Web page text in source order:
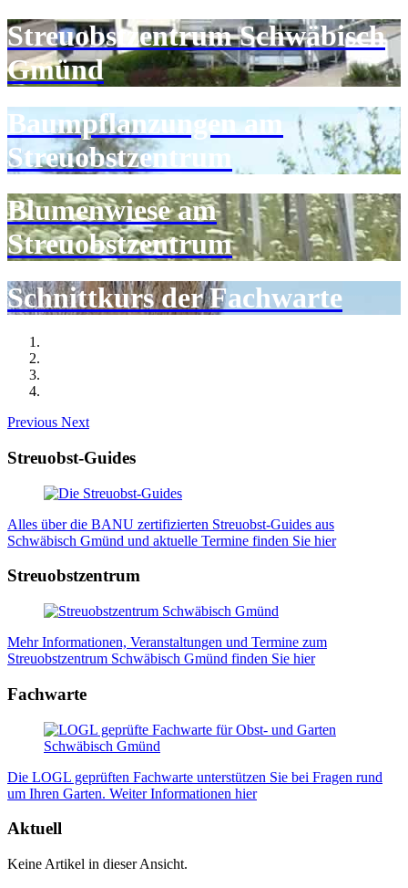
Streuobstzentrum Schwäbisch
Gmünd
Baumpflanzungen am
Streuobstzentrum
Blumenwiese am
Streuobstzentrum
Schnittkurs der Fachwarte
Previous Next
Streuobst-Guides
Alles über die BANU zertifizierten Streuobst-Guides aus
Schwäbisch Gmünd und aktuelle Termine finden Sie hier
Streuobstzentrum
Mehr Informationen, Veranstaltungen und Termine zum
Streuobstzentrum Schwäbisch Gmünd finden Sie hier
Fachwarte
Die LOGL geprüften Fachwarte unterstützen Sie bei Fragen rund
um Ihren Garten. Weiter Informationen hier
Aktuell
Keine Artikel in dieser Ansicht.